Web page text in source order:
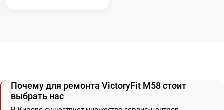
Почему для ремонта VictoryFit M58 стоит
выбрать нас